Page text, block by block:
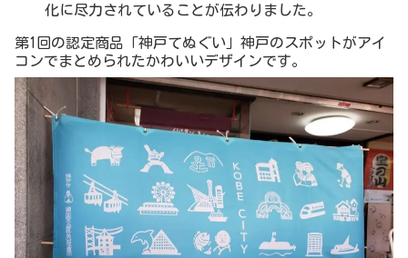
化に尽力されていることが伝わりました。
第1回の認定商品「神戸てぬぐい」神戸のスポットがアイ
コンでまとめられたかわいいデザインです。